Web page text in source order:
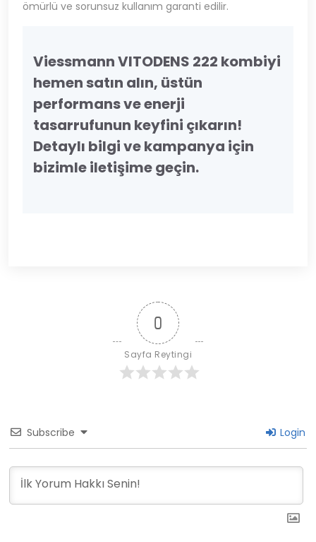
ömürlü ve sorunsuz kullanım garanti edilir.
Viessmann VITODENS 222 kombiyi
hemen satın alın, üstün
performans ve enerji
tasarrufunun keyfini çıkarın!
Detaylı bilgi ve kampanya için
bizimle iletişime geçin.
0
Sayfa Reytingi
Subscribe Login